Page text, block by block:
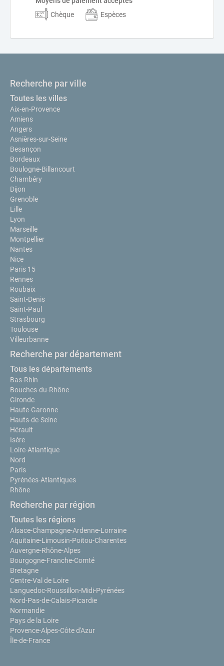
Chèque
Espèces
Recherche par ville
Toutes les villes
Aix-en-Provence
Amiens
Angers
Asnières-sur-Seine
Besançon
Bordeaux
Boulogne-Billancourt
Chambéry
Dijon
Grenoble
Lille
Lyon
Marseille
Montpellier
Nantes
Nice
Paris 15
Rennes
Roubaix
Saint-Denis
Saint-Paul
Strasbourg
Toulouse
Villeurbanne
Recherche par département
Tous les départements
Bas-Rhin
Bouches-du-Rhône
Gironde
Haute-Garonne
Hauts-de-Seine
Hérault
Isère
Loire-Atlantique
Nord
Paris
Pyrénées-Atlantiques
Rhône
Recherche par région
Toutes les régions
Alsace-Champagne-Ardenne-Lorraine
Aquitaine-Limousin-Poitou-Charentes
Auvergne-Rhône-Alpes
Bourgogne-Franche-Comté
Bretagne
Centre-Val de Loire
Languedoc-Roussillon-Midi-Pyrénées
Nord-Pas-de-Calais-Picardie
Normandie
Pays de la Loire
Provence-Alpes-Côte d'Azur
Île-de-France